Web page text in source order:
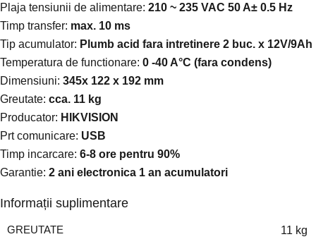
Plaja tensiunii de alimentare: 210 ~ 235 VAC 50 A± 0.5 Hz
Timp transfer: max. 10 ms
Tip acumulator: Plumb acid fara intretinere 2 buc. x 12V/9Ah
Temperatura de functionare: 0 -40 A°C (fara condens)
Dimensiuni: 345x 122 x 192 mm
Greutate: cca. 11 kg
Producator: HIKVISION
Prt comunicare: USB
Timp incarcare: 6-8 ore pentru 90%
Garantie: 2 ani electronica 1 an acumulatori
Informații suplimentare
GREUTATE 11 kg